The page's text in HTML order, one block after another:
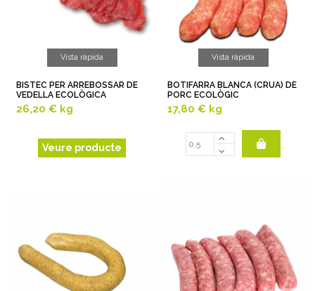
Vista ràpida
BISTEC PER ARREBOSSAR DE
VEDELLA ECOLÒGICA
Veure producte
26,20 € kg
Vista ràpida
BOTIFARRA BLANCA (CRUA) DE
PORC ECOLÒGIC
17,80 € kg